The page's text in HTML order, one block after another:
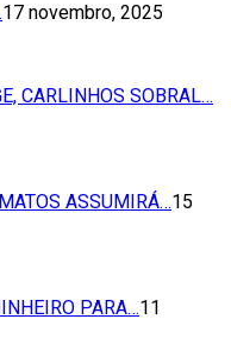
17 novembro, 2025
CARLINHOS SOBRAL…
ASSUMIRÁ…15
PARA…11